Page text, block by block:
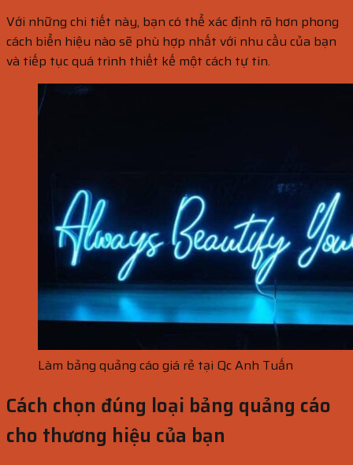
Với những chi tiết này, bạn có thể xác định rõ hơn phong
cách biển hiệu nào sẽ phù hợp nhất với nhu cầu của bạn
và tiếp tục quá trình thiết kế một cách tự tin.
Làm bảng quảng cáo giá rẻ tại Qc Anh Tuấn
Cách chọn đúng loại bảng quảng cáo
cho thương hiệu của bạn